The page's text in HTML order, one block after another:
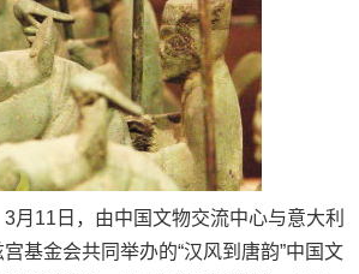
11日，由中国文物交流中心与意大利
基金会共同举办的“汉风到唐韵”中国文